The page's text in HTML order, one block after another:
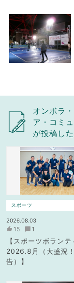
オンボラ
ア・コミ
が投稿し
スポーツ
2026.08.03
15 1
【スポーツボランテ
2026.8月（大盛況
告）】